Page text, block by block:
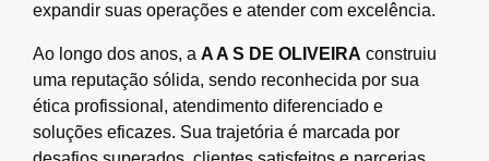
expandir suas operações e atender com excelência.
Ao longo dos anos, a A A S DE OLIVEIRA construiu
uma reputação sólida, sendo reconhecida por sua
ética profissional, atendimento diferenciado e
soluções eficazes. Sua trajetória é marcada por